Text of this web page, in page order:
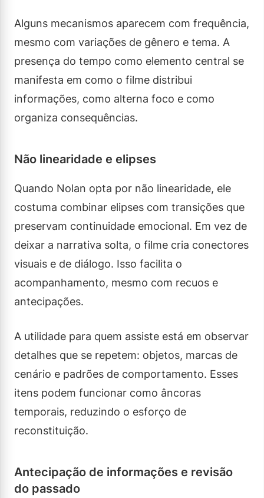
Alguns mecanismos aparecem com frequência,
mesmo com variações de gênero e tema. A
presença do tempo como elemento central se
manifesta em como o filme distribui
informações, como alterna foco e como
organiza consequências.
Não linearidade e elipses
Quando Nolan opta por não linearidade, ele
costuma combinar elipses com transições que
preservam continuidade emocional. Em vez de
deixar a narrativa solta, o filme cria conectores
visuais e de diálogo. Isso facilita o
acompanhamento, mesmo com recuos e
antecipações.
A utilidade para quem assiste está em observar
detalhes que se repetem: objetos, marcas de
cenário e padrões de comportamento. Esses
itens podem funcionar como âncoras
temporais, reduzindo o esforço de
reconstituição.
Antecipação de informações e revisão
do passado